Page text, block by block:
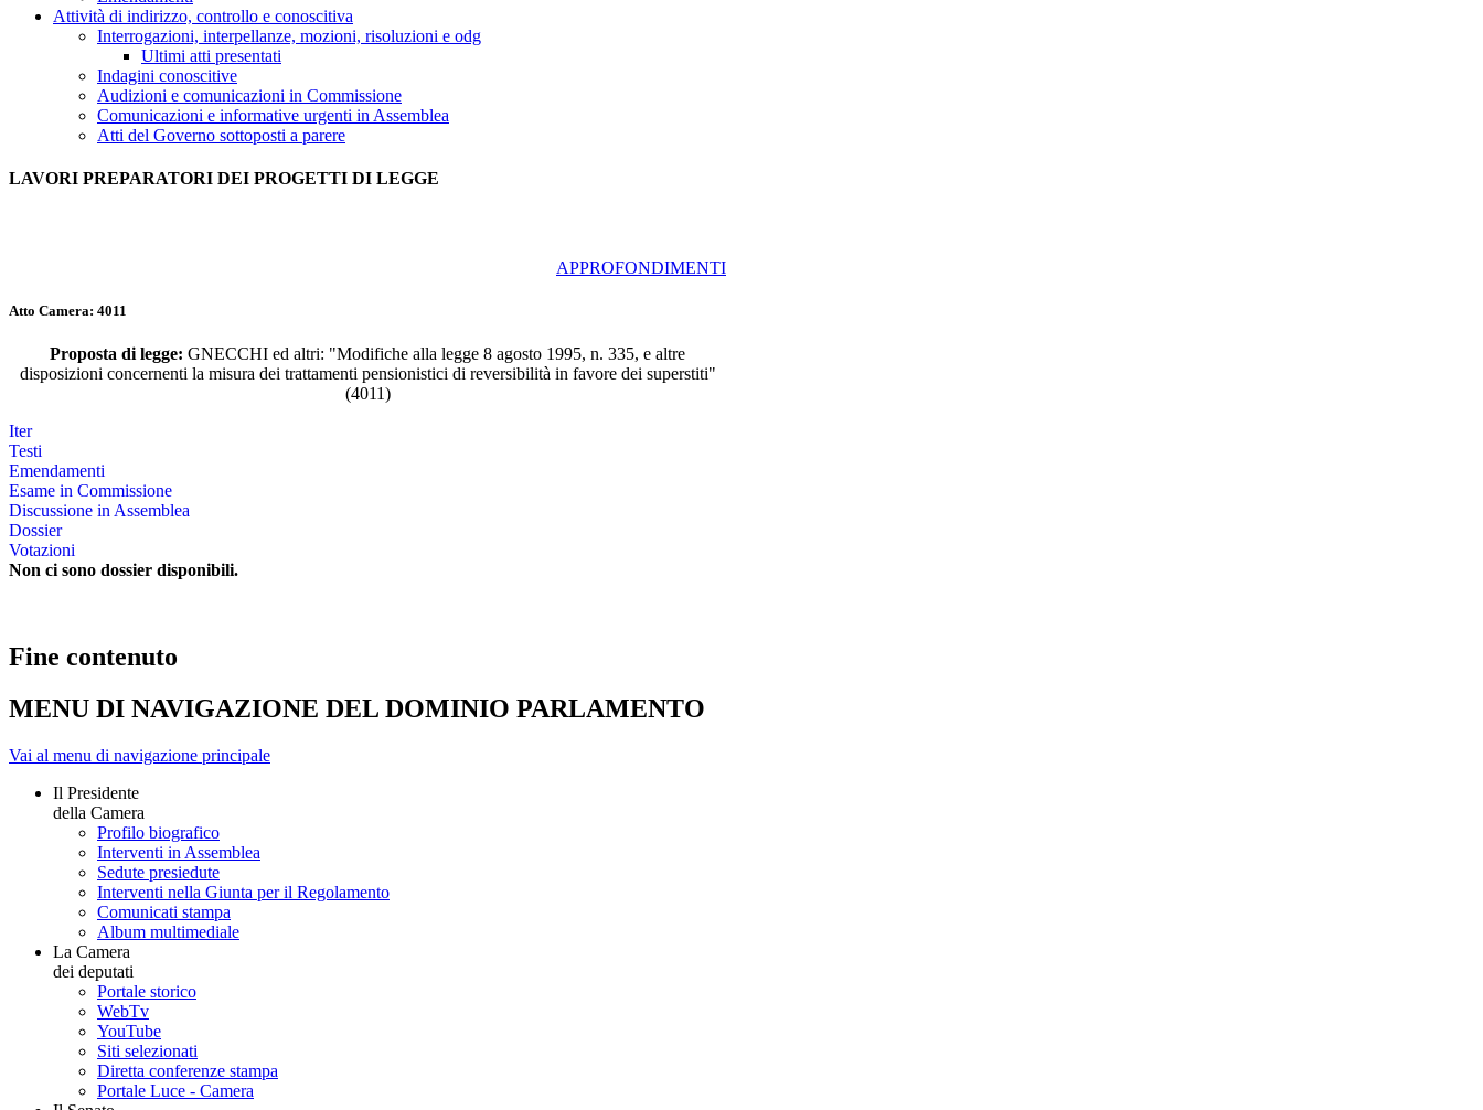
Attività di indirizzo, controllo e conoscitiva
Interrogazioni, interpellanze, mozioni, risoluzioni e odg
Ultimi atti presentati
Indagini conoscitive
Audizioni e comunicazioni in Commissione
Comunicazioni e informative urgenti in Assemblea
Atti del Governo sottoposti a parere
LAVORI PREPARATORI DEI PROGETTI DI LEGGE
APPROFONDIMENTI
Atto Camera: 4011
Proposta di legge: GNECCHI ed altri: "Modifiche alla legge 8 agosto 1995, n. 335, e altre
disposizioni concernenti la misura dei trattamenti pensionistici di reversibilità in favore dei superstiti"
(4011)
Iter
Testi
Emendamenti
Esame in Commissione
Discussione in Assemblea
Dossier
Votazioni
Non ci sono dossier disponibili.
Fine contenuto
MENU DI NAVIGAZIONE DEL DOMINIO PARLAMENTO
Vai al menu di navigazione principale
Il Presidente
della Camera
Profilo biografico
Interventi in Assemblea
Sedute presiedute
Interventi nella Giunta per il Regolamento
Comunicati stampa
Album multimediale
La Camera
dei deputati
Portale storico
WebTv
YouTube
Siti selezionati
Diretta conferenze stampa
Portale Luce - Camera